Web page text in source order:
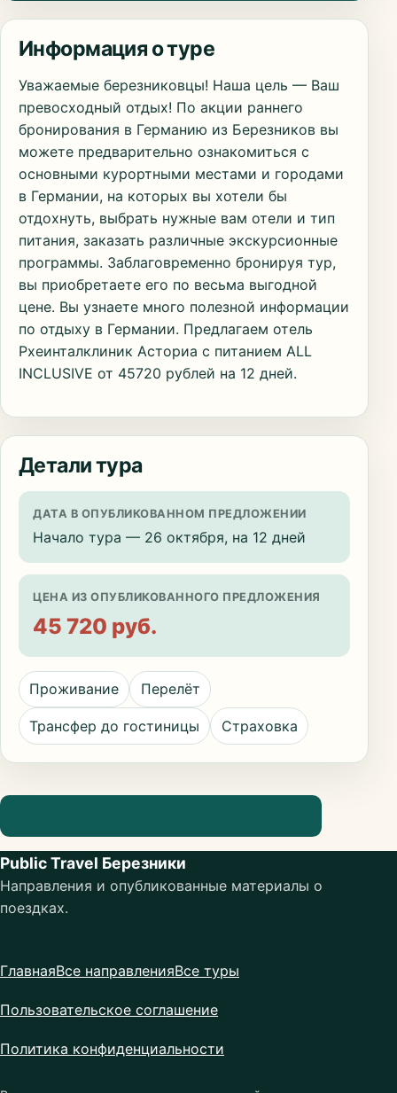
Информация о туре
Уважаемые березниковцы! Наша цель — Ваш
превосходный отдых! По акции раннего
бронирования в Германию из Березников вы
можете предварительно ознакомиться с
основными курортными местами и городами
в Германии, на которых вы хотели бы
отдохнуть, выбрать нужные вам отели и тип
питания, заказать различные экскурсионные
программы. Заблаговременно бронируя тур,
вы приобретаете его по весьма выгодной
цене. Вы узнаете много полезной информации
по отдыху в Германии. Предлагаем отель
Рхеинталклиник Асториа с питанием ALL
INCLUSIVE от 45720 рублей на 12 дней.
Детали тура
ДАТА В ОПУБЛИКОВАННОМ ПРЕДЛОЖЕНИИ
Начало тура — 26 октября, на 12 дней
ЦЕНА ИЗ ОПУБЛИКОВАННОГО ПРЕДЛОЖЕНИЯ
45 720 руб.
Проживание Перелёт
Трансфер до гостиницы Страховка
Public Travel Березники
Направления и опубликованные материалы о
поездках.
ГлавнаяВсе направленияВсе туры
Пользовательское соглашение
Политика конфиденциальности